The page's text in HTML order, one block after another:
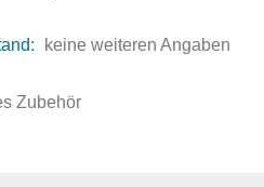
keine weiteren Angaben
Zubehör